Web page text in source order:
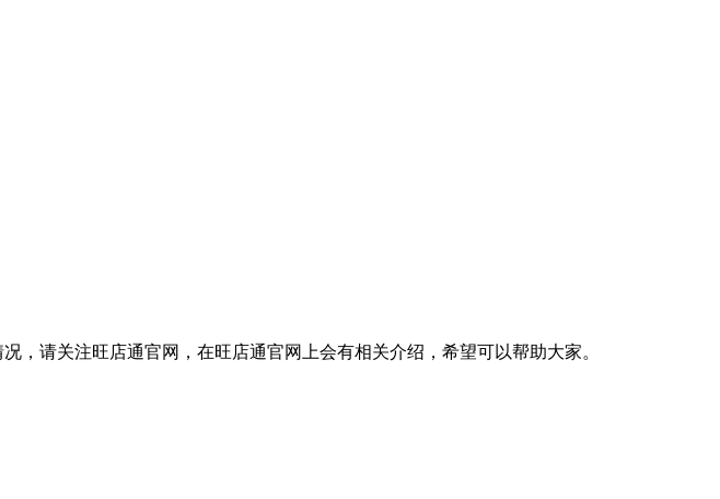
请关注旺店通官网，在旺店通官网上会有相关介绍，希望可以帮助大家。